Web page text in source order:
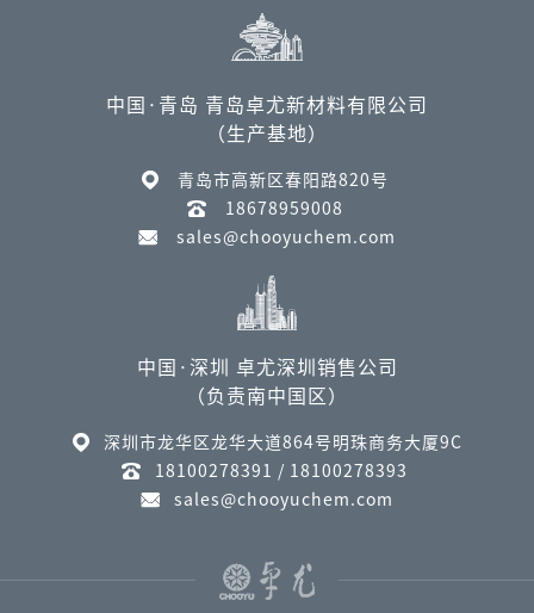
中国·青岛 青岛卓尤新材料有限公司
（生产基地）
青岛市高新区春阳路820号
18678959008
sales@chooyuchem.com
中国·深圳 卓尤深圳销售公司
（负责南中国区）
深圳市龙华区龙华大道864号明珠商务大厦9C
18100278391 / 18100278393
sales@chooyuchem.com